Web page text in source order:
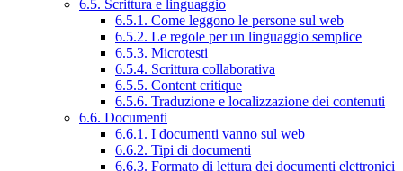
6.5. Scrittura e linguaggio
6.5.1. Come leggono le persone sul web
6.5.2. Le regole per un linguaggio semplice
6.5.3. Microtesti
6.5.4. Scrittura collaborativa
6.5.5. Content critique
6.5.6. Traduzione e localizzazione dei contenuti
6.6. Documenti
6.6.1. I documenti vanno sul web
6.6.2. Tipi di documenti
6.6.3. Formato di lettura dei documenti elettronici